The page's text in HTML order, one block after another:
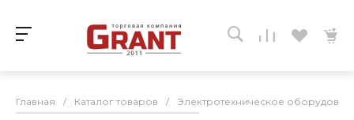
Главная / Каталог товаров / Электротехническое